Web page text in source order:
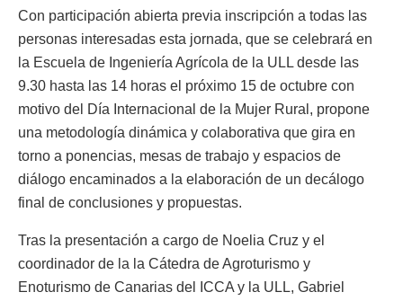
Con participación abierta previa inscripción a todas las
personas interesadas esta jornada, que se celebrará en
la Escuela de Ingeniería Agrícola de la ULL desde las
9.30 hasta las 14 horas el próximo 15 de octubre con
motivo del Día Internacional de la Mujer Rural, propone
una metodología dinámica y colaborativa que gira en
torno a ponencias, mesas de trabajo y espacios de
diálogo encaminados a la elaboración de un decálogo
final de conclusiones y propuestas.
Tras la presentación a cargo de Noelia Cruz y el
coordinador de la la Cátedra de Agroturismo y
Enoturismo de Canarias del ICCA y la ULL, Gabriel